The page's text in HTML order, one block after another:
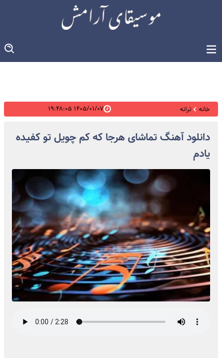
خانه ترانه ۱۴۰۵/۰۱/۰۷ ۱۹:۴۸:۰۵
دانلود آهنگ تماشای هرجا که کم چویل تو کفیده
یادم